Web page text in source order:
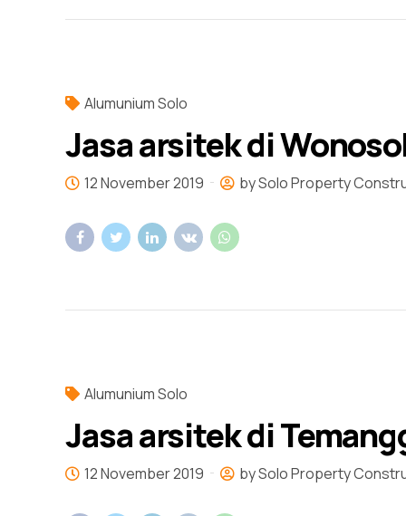
Alumunium Solo
Jasa arsitek di
12 November 2019 by Solo Property
Alumunium Solo
Jasa arsitek di
12 November 2019 by Solo Property